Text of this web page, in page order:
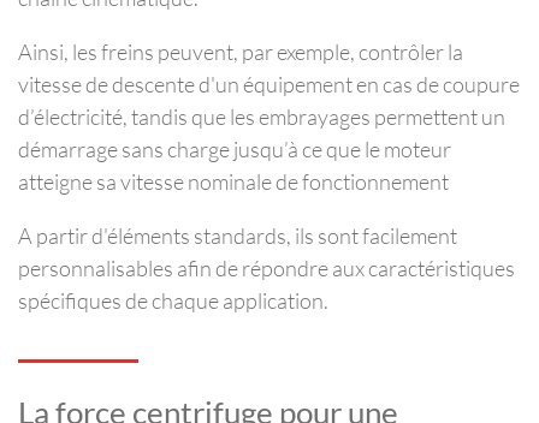
Ainsi, les freins peuvent, par exemple, contrôler la
vitesse de descente d'un équipement en cas de coupure
d’électricité, tandis que les embrayages permettent un
démarrage sans charge jusqu’à ce que le moteur
atteigne sa vitesse nominale de fonctionnement
A partir d'éléments standards, ils sont facilement
personnalisables afin de répondre aux caractéristiques
spécifiques de chaque application.
La force centrifuge pour une